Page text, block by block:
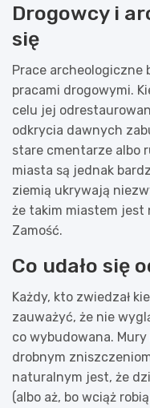
Drogowcy i
się
Prace archeologiczne
pracami drogowymi.
celu jej
odkrycia dawnych
stare cmentarze albo
miasta są jednak
ziemią ukrywają
że takim miastem jest
Zamość.
Co udało się
Każdy, kto zwiedzał
zauważyć, że nie
co wybudowana.
drobnym
naturalnym jest, że
(albo aż, bo wciąż